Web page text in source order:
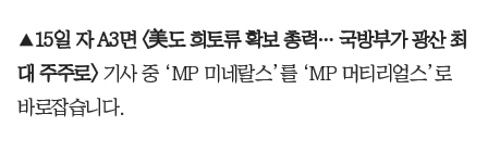
▲15일 자 A3면 〈美도 희토류 확보 총력… 국방부가 광산 최
대 주주로〉 기사 중 ‘MP 미네랄스’를 ‘MP 머티리얼스’로
바로잡습니다.